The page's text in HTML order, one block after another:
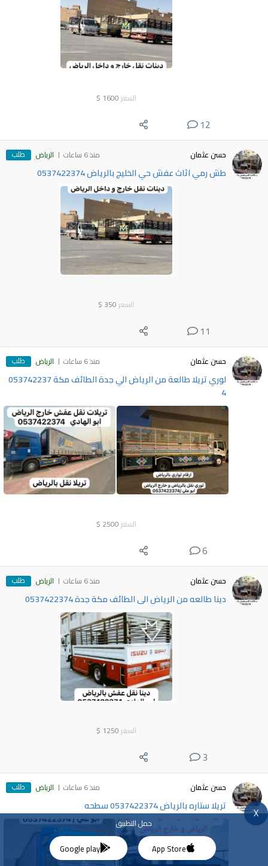
السعر 1600
$
12
حسن عثمان منذ 6 ساعات الرياض طلب
طش رمي اثاث عفش حي الخليج بالرياض 0537422374
السعر 350
$
11
حسن عثمان منذ 6 ساعات الرياض طلب
لوري تريلا طالعة من الرياض الي جدة الطائف مكة 053742237
4
السعر 2500
$
6
حسن عثمان منذ 6 ساعات الرياض طلب
دينا طالعه من الرياض الى الطائف مكة جدة 0537422374
السعر 1250
$
3
حسن عثمان منذ 6 ساعات الرياض طلب
تريلا ستاره بالرياض 0537422374 سطحه X
حمل التطبيق
App Store
Google play